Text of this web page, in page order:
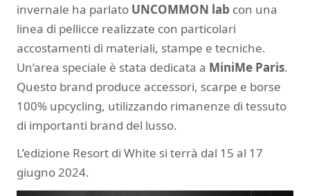
invernale ha parlato UNCOMMON lab con una
linea di pellicce realizzate con particolari
accostamenti di materiali, stampe e tecniche.
Un’area speciale è stata dedicata a MiniMe Paris.
Questo brand produce accessori, scarpe e borse
100% upcycling, utilizzando rimanenze di tessuto
di importanti brand del lusso.
L’edizione Resort di White si terrà dal 15 al 17
giugno 2024.